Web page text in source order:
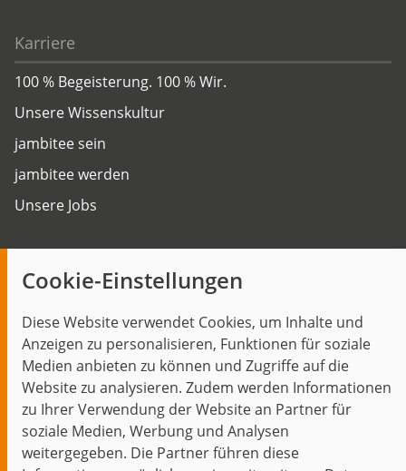
Cookie-Einstellungen
Diese Website verwendet Cookies, um Inhalte und
Anzeigen zu personalisieren, Funktionen für soziale
Medien anbieten zu können und Zugriffe auf die
Website zu analysieren. Zudem werden Informationen
zu Ihrer Verwendung der Website an Partner für
soziale Medien, Werbung und Analysen
weitergegeben. Die Partner führen diese
Karriere
100 % Begeisterung. 100 % Wir.
Unsere Wissenskultur
jambitee sein
jambitee werden
Unsere Jobs
Themen im Fokus
Events
Start Datenschutz Impressum Kontakt